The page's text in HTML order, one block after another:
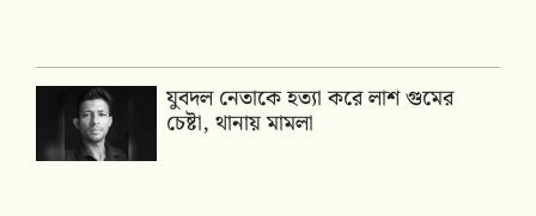
যুবদল নেতাকে হত্যা করে লাশ গুমের
চেষ্টা, থানায় মামলা